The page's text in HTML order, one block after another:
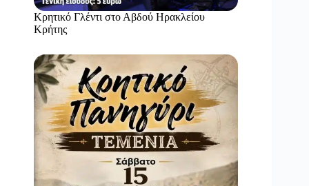
Κρητικό Γλέντι στο Αβδού Ηρακλείου
Κρήτης